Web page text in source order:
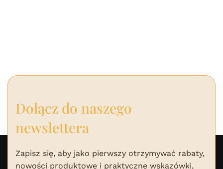
Dołącz do naszego
newslettera
Zapisz się, aby jako pierwszy otrzymywać rabaty,
nowości produktowe i praktyczne wskazówki,